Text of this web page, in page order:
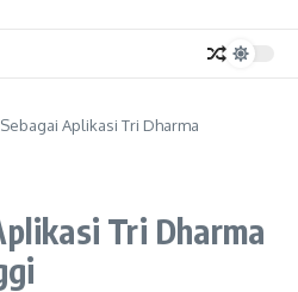
Sebagai Aplikasi Tri Dharma
Tri Dharma